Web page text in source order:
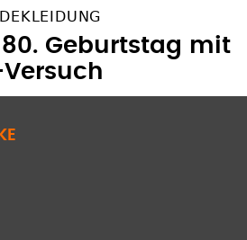
Geburtstag mit